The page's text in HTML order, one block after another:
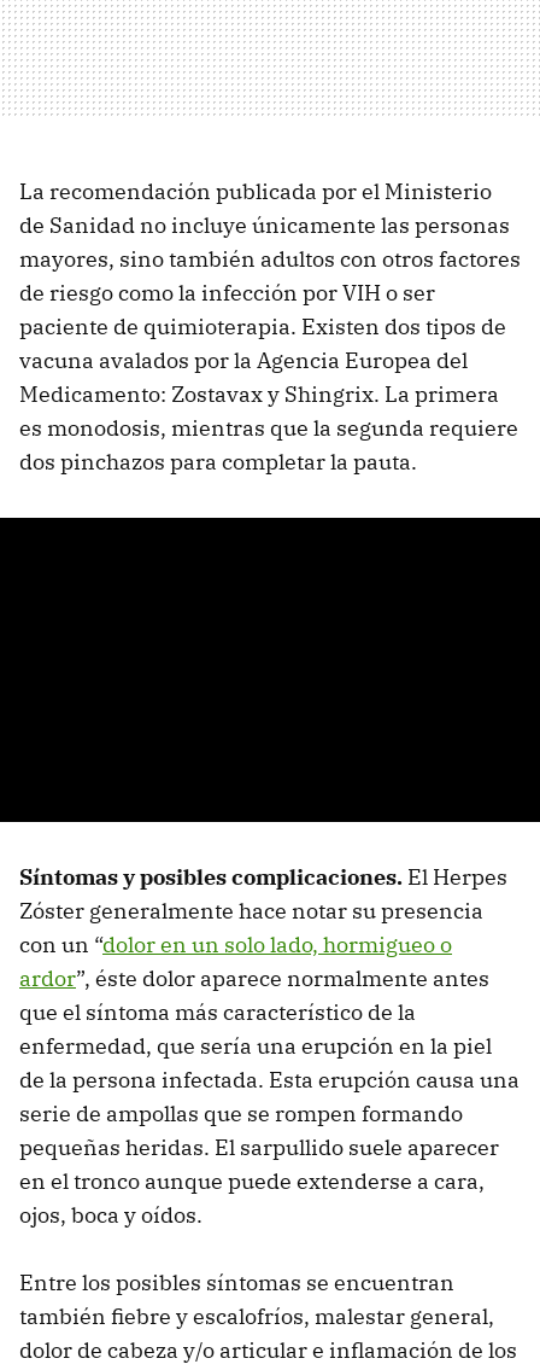
La recomendación publicada por el Ministerio
de Sanidad no incluye únicamente las personas
mayores, sino también adultos con otros factores
de riesgo como la infección por VIH o ser
paciente de quimioterapia. Existen dos tipos de
vacuna avalados por la Agencia Europea del
Medicamento: Zostavax y Shingrix. La primera
es monodosis, mientras que la segunda requiere
dos pinchazos para completar la pauta.
Síntomas y posibles complicaciones. El Herpes
Zóster generalmente hace notar su presencia
con un “dolor en un solo lado, hormigueo o
ardor”, éste dolor aparece normalmente antes
que el síntoma más característico de la
enfermedad, que sería una erupción en la piel
de la persona infectada. Esta erupción causa una
serie de ampollas que se rompen formando
pequeñas heridas. El sarpullido suele aparecer
en el tronco aunque puede extenderse a cara,
ojos, boca y oídos.
Entre los posibles síntomas se encuentran
también fiebre y escalofríos, malestar general,
dolor de cabeza y/o articular e inflamación de los